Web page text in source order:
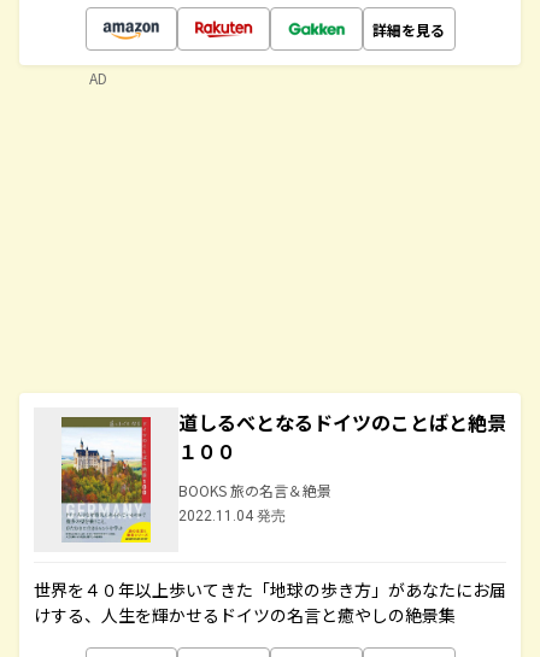
詳細を見る
道しるべとなるドイツのことばと絶景
１００
BOOKS 旅の名言＆絶景
2022.11.04 発売
世界を４０年以上歩いてきた「地球の歩き方」があなたにお届
けする、人生を輝かせるドイツの名言と癒やしの絶景集
AD